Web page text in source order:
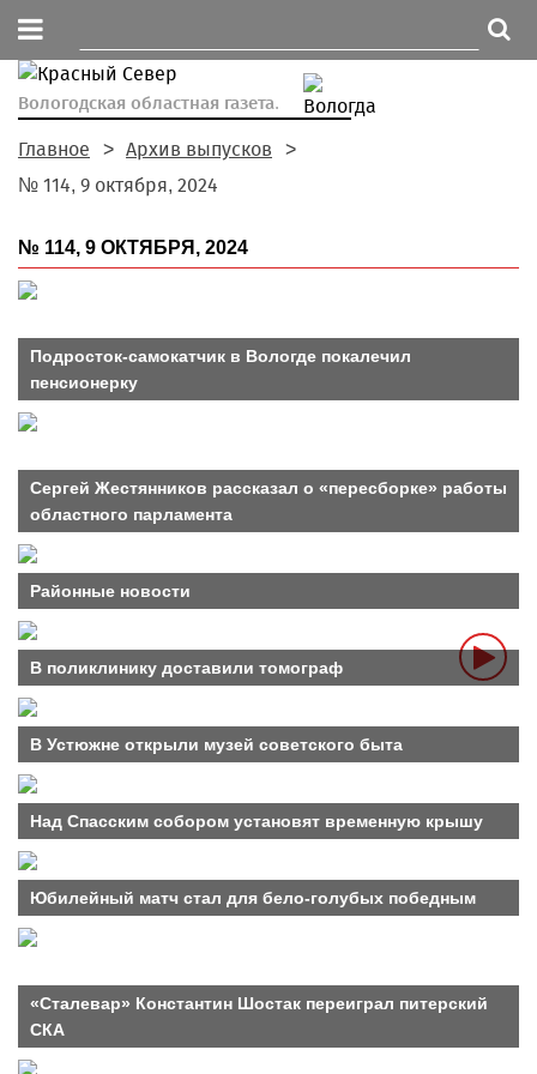
Вологодская областная газета.
Главное
Архив выпусков
№ 114, 9 октября, 2024
№ 114, 9 ОКТЯБРЯ, 2024
Подросток-самокатчик в Вологде покалечил
пенсионерку
Сергей Жестянников рассказал о «пересборке» работы
областного парламента
Районные новости
В поликлинику доставили томограф
В Устюжне открыли музей советского быта
Над Спасским собором установят временную крышу
Юбилейный матч стал для бело-голубых победным
«Сталевар» Константин Шостак переиграл питерский
СКА